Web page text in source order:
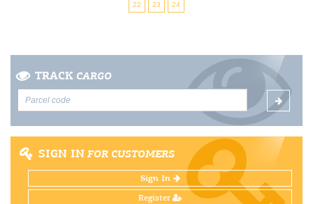
22 23 24
TRACK CARGO
SIGN IN FOR CUSTOMERS
Sign In
Register